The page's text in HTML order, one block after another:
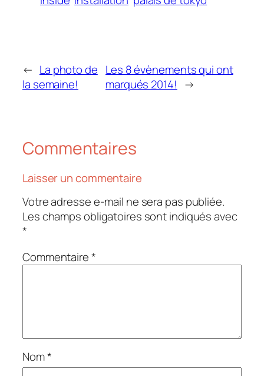
← La photo de
la semaine!
Les 8 évènements qui ont
marqués 2014! →
Commentaires
Laisser un commentaire
Votre adresse e-mail ne sera pas publiée.
Les champs obligatoires sont indiqués avec
*
Commentaire*
Nom*